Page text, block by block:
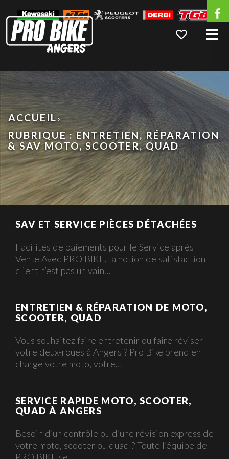
ACCUEIL
RUBRIQUE : ENTRETIEN, RÉPARATION
& SAV MOTO, SCOOTER, QUAD
SAV ET SERVICE PIÈCES DÉTACHÉES
Facilités de paiements pour le Service après
Vente Avec PRO BIKE, la notion de satisfaction
client n’est pas un vain…
ENTRETIEN & RÉPARATION DE MOTO,
SCOOTER, QUAD
Vous souhaitez faire entretenir ou faire réviser
votre deux-roues à Angers ? Pro Bike prend en
charge votre moto, votre…
SERVICE RAPIDE MOTO, SCOOTER,
QUAD À ANGERS
Besoin d’un contrôle ou d’une révision express de
votre moto, scooter ou quad ? Toute l’équipe de